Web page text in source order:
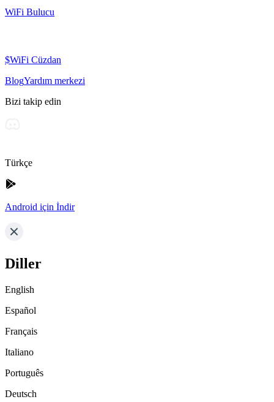
WiFi Bulucu
$WiFi Cüzdan
BlogYardım merkezi
Bizi takip edin
Türkçe
Android için İndir
Diller
English
Español
Français
Italiano
Português
Deutsch